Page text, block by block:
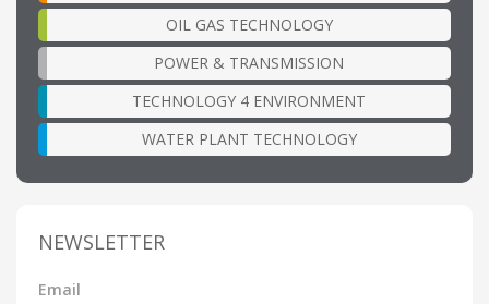
OIL GAS TECHNOLOGY
POWER & TRANSMISSION
TECHNOLOGY 4 ENVIRONMENT
WATER PLANT TECHNOLOGY
NEWSLETTER
Email